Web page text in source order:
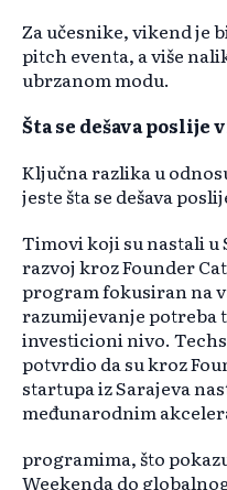
Za učesnike, vikend je
pitch eventa, a više
ubrzanom modu.
Šta se dešava poslije
Ključna razlika u
jeste šta se dešava
Timovi koji su nastali u
razvoj kroz Founder
program fokusiran na
razumijevanje potreba
investicioni nivo.
potvrdio da su kroz
startupa iz Sarajeva
međunarodnim
programima, što
Weekenda do